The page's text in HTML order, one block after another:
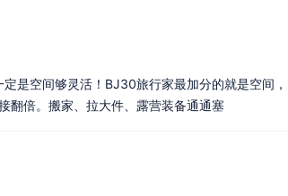
是空间够灵活！BJ30旅行家最加分的就是空间，
翻倍。搬家、拉大件、露营装备通通塞